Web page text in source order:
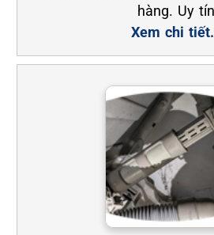
hàng. Uy tín
Xem chi